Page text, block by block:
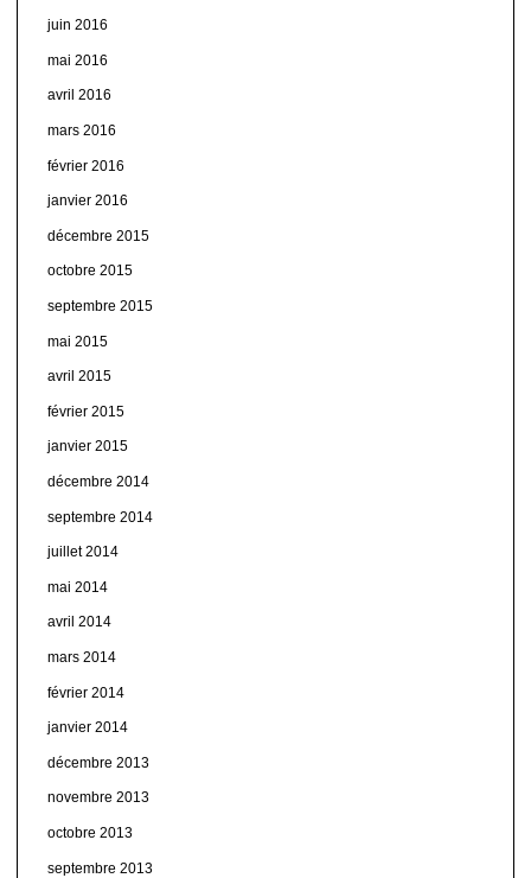
juin 2016
mai 2016
avril 2016
mars 2016
février 2016
janvier 2016
décembre 2015
octobre 2015
septembre 2015
mai 2015
avril 2015
février 2015
janvier 2015
décembre 2014
septembre 2014
juillet 2014
mai 2014
avril 2014
mars 2014
février 2014
janvier 2014
décembre 2013
novembre 2013
octobre 2013
septembre 2013